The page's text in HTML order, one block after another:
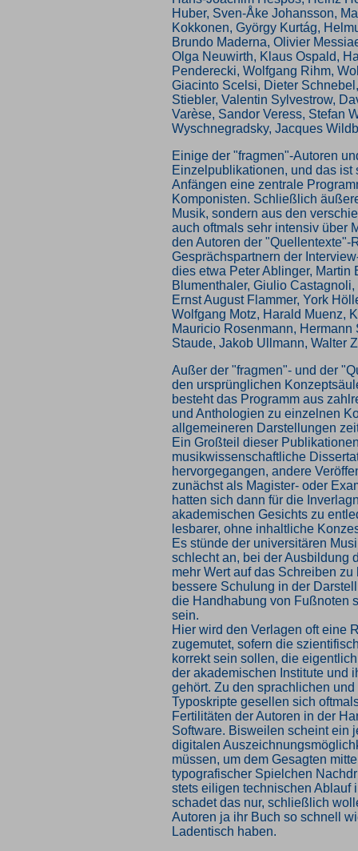
Huber, Sven-Åke Johansson,
Kokkonen, György Kurtág,
Brundo Maderna, Olivier
Olga Neuwirth, Klaus Ospald,
Penderecki, Wolfgang Rihm,
Giacinto Scelsi, Dieter
Stiebler, Valentin Sylvestrow,
Varèse, Sandor Veress, Stefan
Wyschnegradsky, Jacques
Einige der "fragmen"-Autoren
Einzelpublikationen, und das ist
Anfängen eine zentrale
Komponisten. Schließlich
Musik, sondern aus den
auch oftmals sehr intensiv über
den Autoren der "Quellentexte"-
Gesprächspartnern der
dies etwa Peter Ablinger, Martin
Blumenthaler, Giulio
Ernst August Flammer, York
Wolfgang Motz, Harald Muenz,
Mauricio Rosenmann, Hermann
Staude, Jakob Ullmann, Walter
Außer der "fragmen"- und der
den ursprünglichen
besteht das Programm aus
und Anthologien zu einzelnen
allgemeineren Darstellungen
Ein Großteil dieser
musikwissenschaftliche
hervorgegangen, andere
zunächst als Magister- oder
hatten sich dann für die
akademischen Gesichts zu
lesbarer, ohne inhaltliche
Es stünde der universitären
schlecht an, bei der Ausbildung
mehr Wert auf das Schreiben
bessere Schulung in der
die Handhabung von Fußnoten
sein.
Hier wird den Verlagen oft eine
zugemutet, sofern die
korrekt sein sollen, die
der akademischen Institute und
gehört. Zu den sprachlichen
Typoskripte gesellen sich
Fertilitäten der Autoren in der
Software. Bisweilen scheint ein
digitalen
müssen, um dem Gesagten
typografischer Spielchen
stets eiligen technischen Ablauf
schadet das nur, schließlich
Autoren ja ihr Buch so schnell
Ladentisch haben.